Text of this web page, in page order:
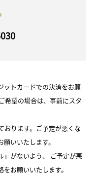
トカードでの決済をお願
希望の場合は、事前にスタ
おります。ご予定が悪くな
いいたします。
がないよう、 ご予定が悪
お願いいたします。